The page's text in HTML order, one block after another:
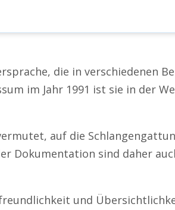
die in verschiedenen
im Jahr 1991 ist sie in der
auf die
Dokumentation sind daher
und